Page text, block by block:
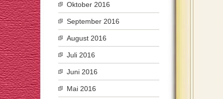
Oktober 2016
September 2016
August 2016
Juli 2016
Juni 2016
Mai 2016